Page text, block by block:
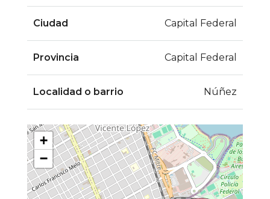
Ciudad Capital Federal
Provincia Capital Federal
Localidad o barrio Núñez
+
−